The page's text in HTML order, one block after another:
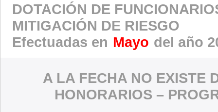
DOTACIÓN DE
MITIGACIÓN DE RIESGO
Efectuadas en Mayo del año
A LA FECHA NO EXISTE
HONORARIOS –